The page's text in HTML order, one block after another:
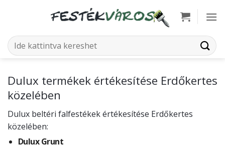
Keresés
a
Dulux termékek értékesítése Erdőkertes
közelében
Dulux beltéri falfestékek értékesítése Erdőkertes
közelében:
Dulux Grunt